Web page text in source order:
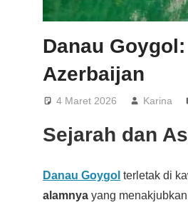
Danau
Azerbaijan
4 Maret 2026 Karina
Sejarah dan
Danau Goygol terletak di
alamnya yang